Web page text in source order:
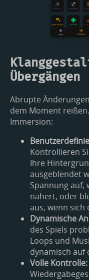
Übergängen
Abrupte
dem Moment
Immersion:
Kontrollieren
Ihre
ausgeblendet
Spannung auf,
nähert, oder
aus, wenn sich
Dynamische
des Spiels
Loops und
dynamisch auf
Volle Kontrolle: